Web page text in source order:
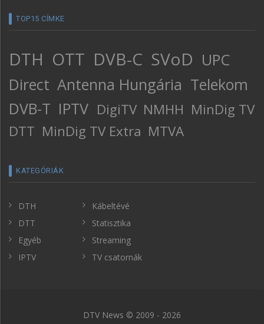
TOP15 CÍMKE
DTH OTT DVB-C SVoD UPC
Direct Antenna Hungária Telekom
DVB-T IPTV DigiTV NMHH MinDig TV
DTT MinDig TV Extra MTVA
KATEGÓRIÁK
DTH
DTT
Egyéb
IPTV
Kábeltévé
Statisztika
Streaming
TV csatornák
DTV News © 2009 - 2026